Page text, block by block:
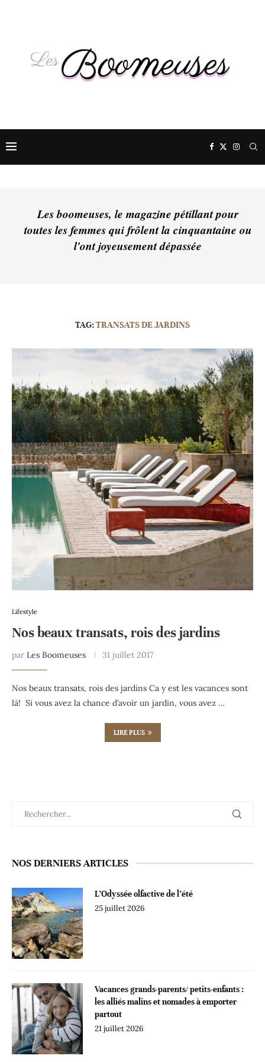
Les boomeuses, le magazine pétillant pour
toutes les femmes qui frôlent la cinquantaine ou
l'ont joyeusement dépassée
TAG:TRANSATS DE JARDINS
Lifestyle
Nos beaux transats, rois des jardins
par Les Boomeuses 31 juillet 2017
Nos beaux transats, rois des jardins Ca y est les vacances sont
là! Si vous avez la chance d’avoir un jardin, vous avez …
LIRE PLUS
NOS DERNIERS ARTICLES
L’Odyssée olfactive de l’été
25 juillet 2026
Vacances grands-parents/ petits-enfants :
les alliés malins et nomades à emporter
partout
21 juillet 2026